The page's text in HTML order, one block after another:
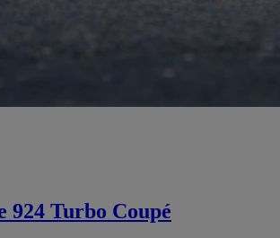
924 Turbo Coupé